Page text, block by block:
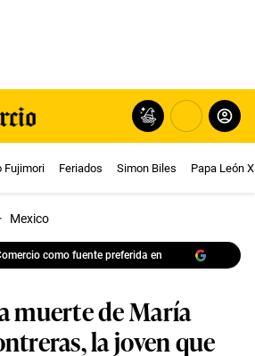
Fujimori Feriados Simon Biles Papa León
· Mexico
como fuente preferida en
muerte de María
la joven que